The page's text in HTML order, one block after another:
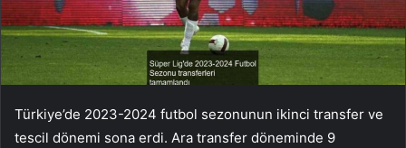
Türkiye’de 2023-2024 futbol sezonunun ikinci transfer ve
tescil dönemi sona erdi. Ara transfer döneminde 9